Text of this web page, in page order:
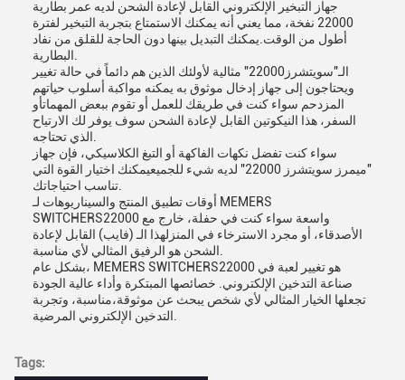
جهاز التبخير الإلكتروني القابل لإعادة الشحن لديه عمر بطارية
22000 نفخة، مما يعني أنه يمكنك الاستمتاع بتجربة التبخير لفترة
أطول من الوقت.يمكنك التبديل بينها دون الحاجة للقلق من نفاد
الـ"سويتشرز22000" مثالية لأولئك الذين هم دائماً في حالة تغيير
ويحتاجون إلى جهاز إدخال موثوق به يمكنه مواكبة أسلوب حياتهم
المزدحم سواء كنت في طريقك للعمل أو تقوم ببعض المهماتأو
السفر، هذا النيكوتين القابل لإعادة الشحن سوف يوفر لك الارتياح
سواء كنت تفضل نكهات الفاكهة أو التبغ الكلاسيكي، فإن جهاز
"ميمرز سويتشرز 22000" لديه شيء للجميعيمكنك اختيار القوة التي
أوقات تطبيق المنتج والسيناريوهات لـ MEMERS
SWITCHERS22000 واسعة سواء كنت في حفلة، خارج مع
الأصدقاء، أو مجرد الاسترخاء في المنزلهذا الـ (فايب) القابل لإعادة
بشكل عام، MEMERS SWITCHERS22000 هو تغيير لعبة في
صناعة التدخين الإلكتروني. خصائصها المبتكرة وأداء عالية الجودة
تجعلها الخيار المثالي لأي شخص يبحث عن موثوقة،مناسبة، وتجربة
Tags: